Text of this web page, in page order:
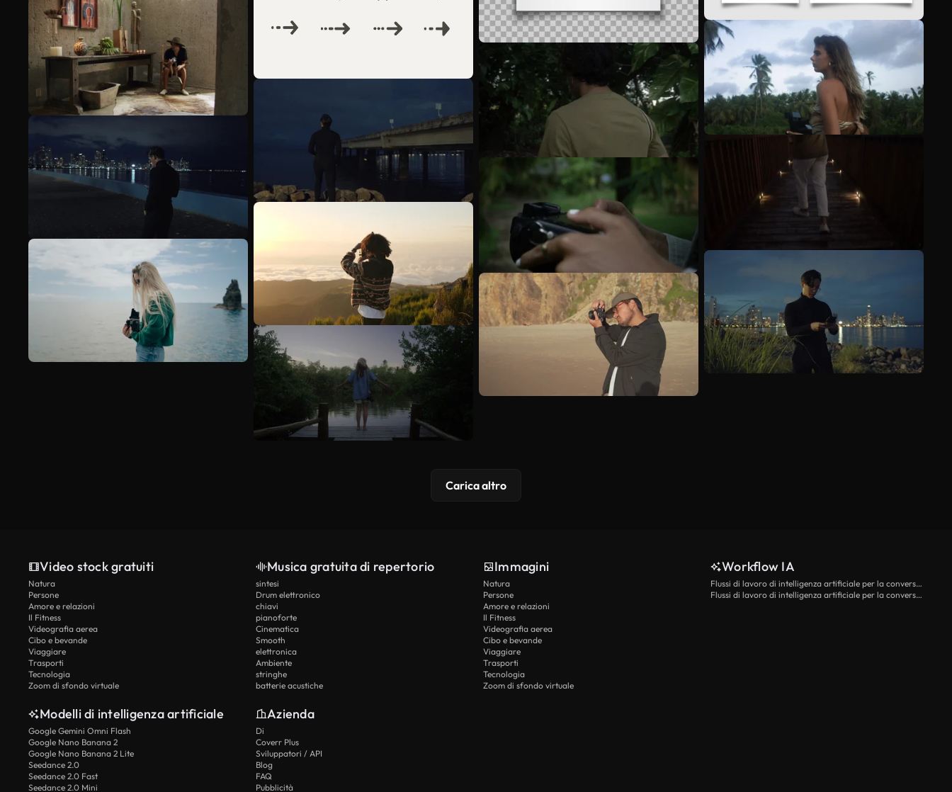
Scopri di più
Carica altro
Video stock gratuiti
Natura
Persone
Amore e relazioni
Il Fitness
Videografia aerea
Cibo e bevande
Viaggiare
Trasporti
Tecnologia
Zoom di sfondo virtuale
Musica gratuita di repertorio
sintesi
Drum elettronico
chiavi
pianoforte
Cinematica
Smooth
elettronica
Ambiente
stringhe
batterie acustiche
Immagini
Natura
Persone
Amore e relazioni
Il Fitness
Videografia aerea
Cibo e bevande
Viaggiare
Trasporti
Tecnologia
Zoom di sfondo virtuale
Workflow IA
Flussi di lavoro di intelligenza artificiale per la conversione da testo a video
Flussi di lavoro di intelligenza artificiale per la conversione di immagini in video
Modelli di intelligenza artificiale
Google Gemini Omni Flash
Google Nano Banana 2
Google Nano Banana 2 Lite
Seedance 2.0
Seedance 2.0 Fast
Seedance 2.0 Mini
Azienda
Di
Coverr Plus
Sviluppatori / API
Blog
FAQ
Pubblicità